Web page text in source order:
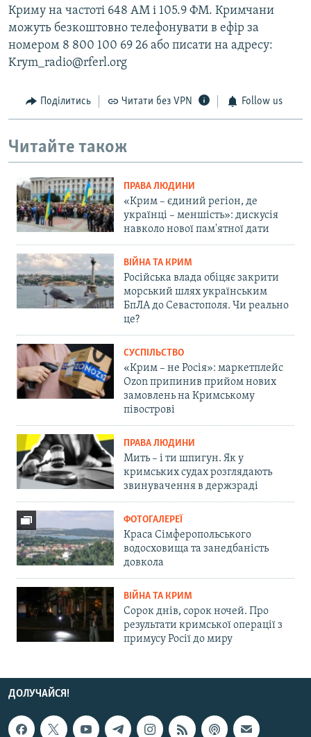
Криму на частоті 648 АМ і 105.9 ФМ. Кримчани
можуть безкоштовно телефонувати в ефір за
номером 8 800 100 69 26 або писати на адресу:
Krym_radio@rferl.org
Поділитись Читати без VPN Follow us
Читайте також
ПРАВА ЛЮДИНИ
«Крим – єдиний регіон, де
українці – меншість»: дискусія
навколо нової пам'ятної дати
ВІЙНА ТА КРИМ
Російська влада обіцяє закрити
морський шлях українським
БпЛА до Севастополя. Чи реально
це?
СУСПІЛЬСТВО
«Крим – не Росія»: маркетплейс
Ozon припинив прийом нових
замовлень на Кримському
півострові
ПРАВА ЛЮДИНИ
Мить – і ти шпигун. Як у
кримських судах розглядають
звинувачення в держзраді
ФОТОГАЛЕРЕЇ
Краса Сімферопольського
водосховища та занедбаність
довкола
ВІЙНА ТА КРИМ
Сорок днів, сорок ночей. Про
результати кримської операції з
примусу Росії до миру
ДОЛУЧАЙСЯ!